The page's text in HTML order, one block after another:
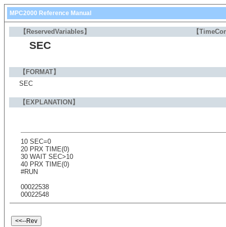
MPC2000 Reference Manual
【ReservedVariables】 【
SEC
【FORMAT】
SEC
【EXPLANATION】
10 SEC=0
20 PRX TIME(0)
30 WAIT SEC>10
40 PRX TIME(0)
#RUN
00022538
00022548